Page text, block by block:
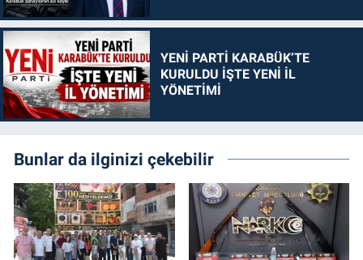
YENİ PARTİ KARABÜK’TE
KURULDU İŞTE YENİ İL
YÖNETİMİ
Bunlar da ilginizi çekebilir